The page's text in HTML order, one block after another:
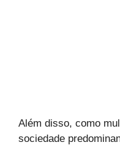
Além disso, como
sociedade